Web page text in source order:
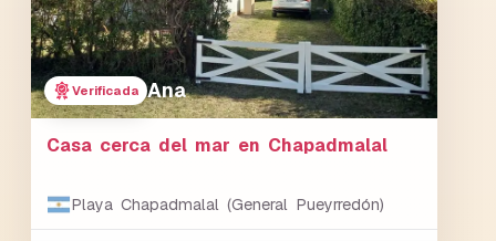
Verificada Ana
Casa cerca del mar en Chapadmalal
Playa Chapadmalal (General Pueyrredón)